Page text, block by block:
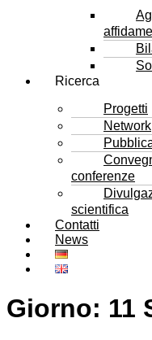
Ricerca
Progetti
Network
conferenze
scientifica
Contatti
News
Giorno: 11